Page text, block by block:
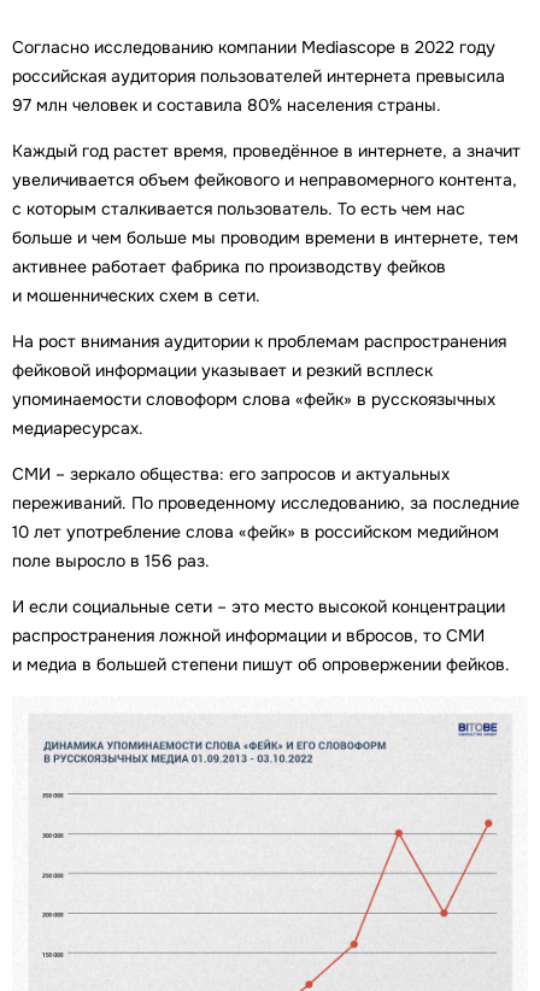
Согласно исследованию компании Mediascope в 2022 году
российская аудитория пользователей интернета превысила
97 млн человек и составила 80% населения страны.
Каждый год растет время, проведённое в интернете, а значит
увеличивается объем фейкового и неправомерного контента,
с которым сталкивается пользователь. То есть чем нас
больше и чем больше мы проводим времени в интернете, тем
активнее работает фабрика по производству фейков
и мошеннических схем в сети.
На рост внимания аудитории к проблемам распространения
фейковой информации указывает и резкий всплеск
упоминаемости словоформ слова «фейк» в русскоязычных
медиаресурсах.
СМИ – зеркало общества: его запросов и актуальных
переживаний. По проведенному исследованию, за последние
10 лет употребление слова «фейк» в российском медийном
поле выросло в 156 раз.
И если социальные сети – это место высокой концентрации
распространения ложной информации и вбросов, то СМИ
и медиа в большей степени пишут об опровержении фейков.